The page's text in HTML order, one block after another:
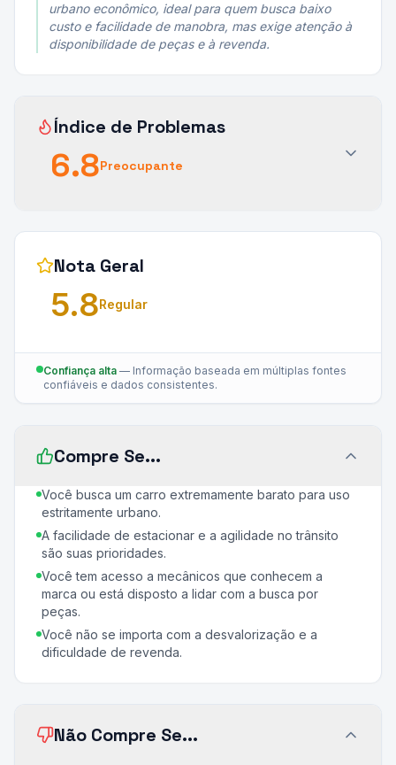
urbano econômico, ideal para quem busca baixo
custo e facilidade de manobra, mas exige atenção à
disponibilidade de peças e à revenda.
Índice de Problemas
6.8Preocupante
Nota Geral
5.8Regular
Confiança alta — Informação baseada em múltiplas fontes
confiáveis e dados consistentes.
Compre Se...
Você busca um carro extremamente barato para uso
estritamente urbano.
A facilidade de estacionar e a agilidade no trânsito
são suas prioridades.
Você tem acesso a mecânicos que conhecem a
marca ou está disposto a lidar com a busca por
peças.
Você não se importa com a desvalorização e a
dificuldade de revenda.
Não Compre Se...